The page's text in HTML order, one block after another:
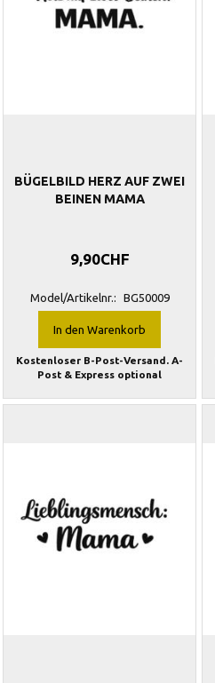
BÜGELBILD HERZ AUF ZWEI
BEINEN MAMA
9,90CHF
Model/Artikelnr.: BG50009
In den Warenkorb
Kostenloser B-Post-Versand. A-
Post & Express optional